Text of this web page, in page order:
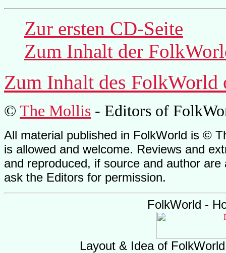
Zur ersten CD-Seite
Zum Inhalt der
Zum Inhalt des FolkWorld
© The Mollis - Editors of
All material published in FolkWorld is ©
is allowed and welcome. Reviews and
and reproduced, if source and author
ask the Editors for permission.
FolkWorld -
Layout & Idea of